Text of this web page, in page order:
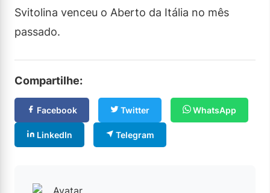
Svitolina venceu o Aberto da Itália no mês
passado.
Compartilhe:
Facebook Twitter WhatsApp
LinkedIn Telegram